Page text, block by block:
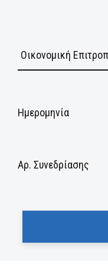
Ημερομηνία
Αρ. Συνεδρίασης